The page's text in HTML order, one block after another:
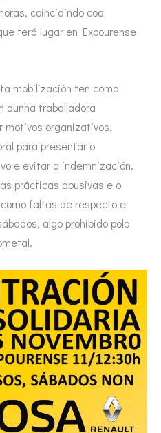
coincidindo coa
terá lugar en Expourense
mobilización ten como
dunha traballadora
motivos organizativos,
para presentar o
e evitar a indemnización.
prácticas abusivas e o
faltas de respecto e
algo prohibido polo